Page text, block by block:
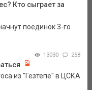
Кто сыграет за
поединок 3-го
13030 258
из "Гезтепе" в ЦСКА